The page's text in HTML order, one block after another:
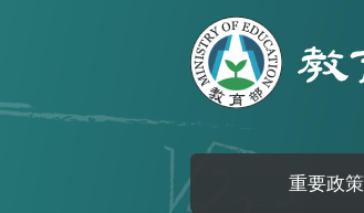
重要政策